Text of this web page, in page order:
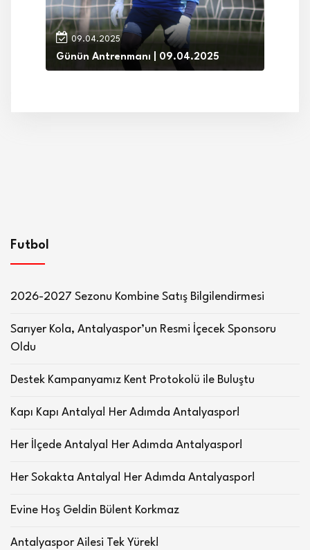
09.04.2025
Günün Antrenmanı | 09.04.2025
Futbol
2026-2027 Sezonu Kombine Satış Bilgilendirmesi
Sarıyer Kola, Antalyaspor’un Resmi İçecek Sponsoru
Oldu
Destek Kampanyamız Kent Protokolü ile Buluştu
Kapı Kapı Antalya! Her Adımda Antalyaspor!
Her İlçede Antalya! Her Adımda Antalyaspor!
Her Sokakta Antalya! Her Adımda Antalyaspor!
Evine Hoş Geldin Bülent Korkmaz
Antalyaspor Ailesi Tek Yürek!